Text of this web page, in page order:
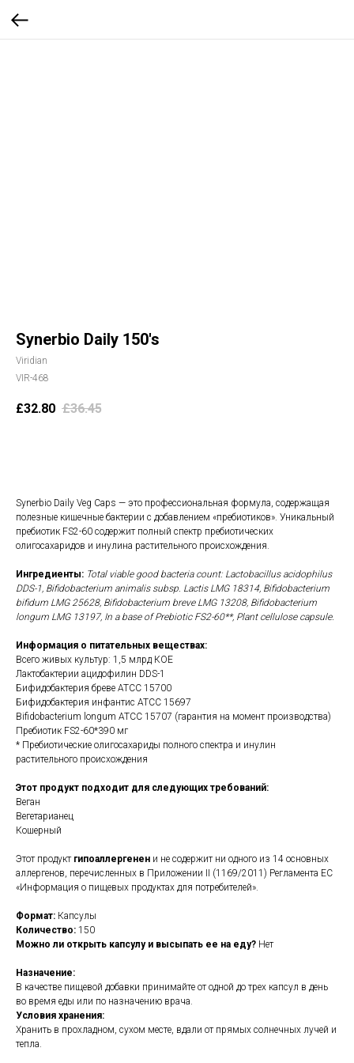
Synerbio Daily 150's
Viridian
VIR-468
£32.80 £36.45
Synerbio Daily Veg Caps — это профессиональная формула, содержащая
полезные кишечные бактерии с добавлением «пребиотиков». Уникальный
пребиотик FS2-60 содержит полный спектр пребиотических
олигосахаридов и инулина растительного происхождения.
Ингредиенты: Total viable good bacteria count: Lactobacillus acidophilus
DDS-1, Bifidobacterium animalis subsp. Lactis LMG 18314, Bifidobacterium
bifidum LMG 25628, Bifidobacterium breve LMG 13208, Bifidobacterium
longum LMG 13197, In a base of Prebiotic FS2-60**, Plant cellulose capsule.
Информация о питательных веществах:
Всего живых культур: 1,5 млрд КОЕ
Лактобактерии ацидофилин DDS-1
Бифидобактерия бреве ATCC 15700
Бифидобактерия инфантис ATCC 15697
Bifidobacterium longum ATCC 15707 (гарантия на момент производства)
Пребиотик FS2-60*390 мг
* Пребиотические олигосахариды полного спектра и инулин
растительного происхождения
Этот продукт подходит для следующих требований:
Веган
Вегетарианец
Кошерный
Этот продукт гипоаллергенен и не содержит ни одного из 14 основных
аллергенов, перечисленных в Приложении II (1169/2011) Регламента ЕС
«Информация о пищевых продуктах для потребителей».
Формат: Капсулы
Количество: 150
Можно ли открыть капсулу и высыпать ее на еду? Нет
Назначение:
В качестве пищевой добавки принимайте от одной до трех капсул в день
во время еды или по назначению врача.
Условия хранения:
Хранить в прохладном, сухом месте, вдали от прямых солнечных лучей и
тепла.